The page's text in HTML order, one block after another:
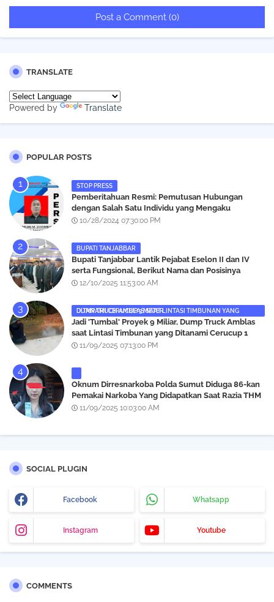
Post a Comment (0)
TRANSLATE
Powered by Translate
POPULAR POSTS
STOP PRESS
Pemberitahuan Resmi: Pemutusan Hubungan
dengan Salah Satu Individu yang Mengaku
Wartawan Analisismedia.com
10/28/2024 07:30:00 PM
BUPATI TANJABBAR
‎Bupati Tanjabbar Lantik Pejabat Eselon II dan IV
serta Fungsional, Berikut Nama dan Posisinya
12/10/2025 11:53:00 AM
DUMP TRUCK AMBLAS SAAT LINTASI TIMBUNAN YANG DITANAMI CERUCUP 3 METER
‎Jadi 'Tumbal' Proyek 9 Miliar, Dump Truck Amblas
saat Lintasi Timbunan yang Ditanami Cerucup 1
Meter
11/09/2025 07:13:00 PM
Oknum Dirresnarkoba Polda Sumut Diduga 86-kan
Pemakai Narkoba Yang Didapatkan Saat Razia THM
Black Owl, Propam Diminta Bertindak
11/09/2025 10:03:00 AM
SOCIAL PLUGIN
Facebook Whatsapp
Instagram Youtube
COMMENTS